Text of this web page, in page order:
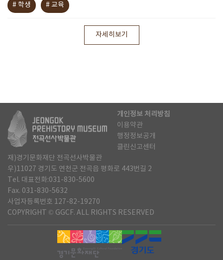
# 학생 # 교육
자세히보기
개인정보 처리방침
이용약관
행정정보공개
클린신고센터
재)경기문화재단 전곡선사박물관
우)11027 경기도 연천군 전곡읍 평화로 443번길 2
Tel. 대표전화:031-830-5600
Fax. 031-830-5632
사업자등록번호 127-82-19270
COPYRIGHT © GGCF. ALL RIGHTS RESERVED